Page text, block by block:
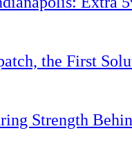
the First
Strength